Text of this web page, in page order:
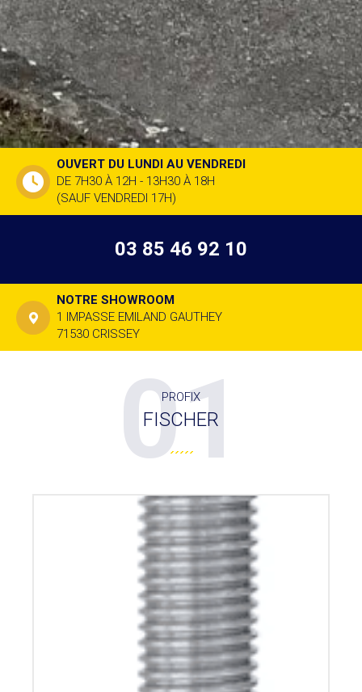
OUVERT DU LUNDI AU VENDREDI
DE 7H30 À 12H - 13H30 À 18H
(SAUF VENDREDI 17H)
03 85 46 92 10
NOTRE SHOWROOM
1 IMPASSE EMILAND GAUTHEY
71530 CRISSEY
PROFIX
FISCHER
01